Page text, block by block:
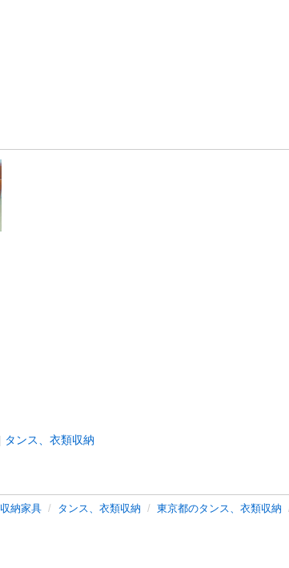
タンス、衣類収納
収納家具 タンス、衣類収納 東京都のタンス、衣類収納